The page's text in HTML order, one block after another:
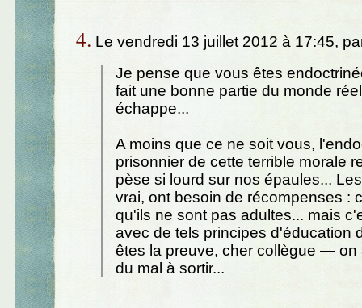
4. Le vendredi 13 juillet 2012 à 17:45,
Je pense que vous êtes
fait une bonne partie du monde
échappe...
A moins que ce ne soit vous,
prisonnier de cette terrible morale
pèse si lourd sur nos épaules...
vrai, ont besoin de récompenses :
qu'ils ne sont pas adultes... mais
avec de tels principes d'éducation
êtes la preuve, cher collègue — on
du mal à sortir...